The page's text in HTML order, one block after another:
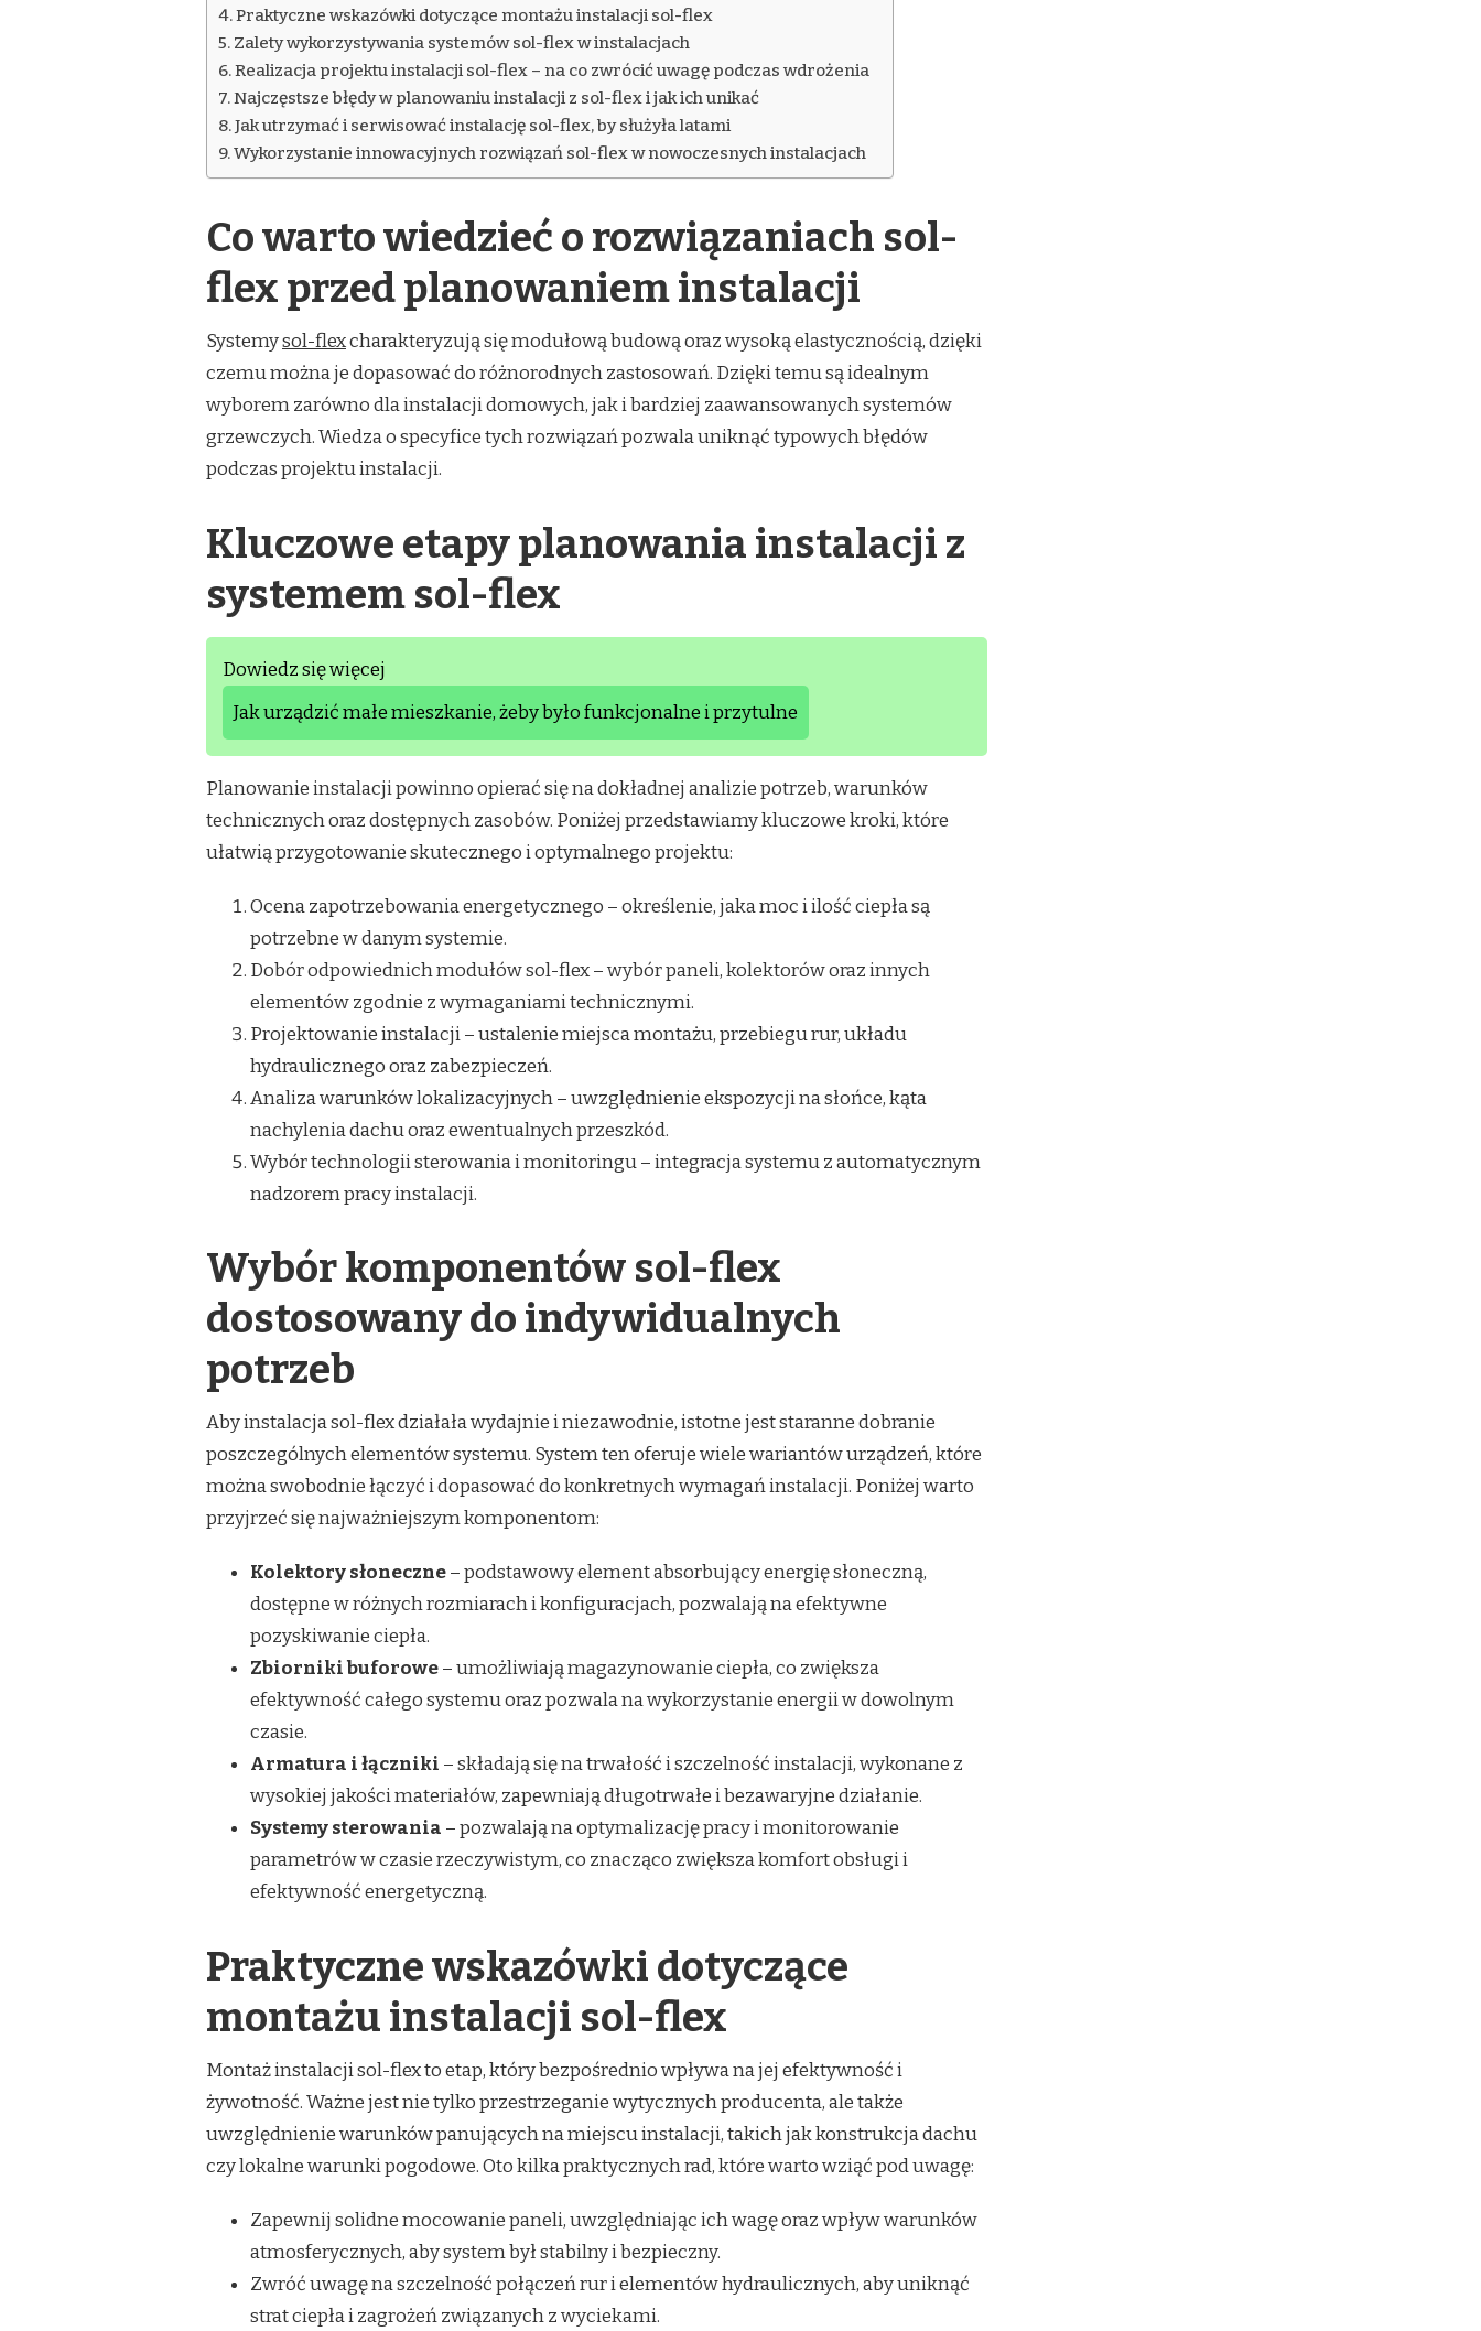
Praktyczne wskazówki dotyczące montażu instalacji sol-flex
Zalety wykorzystywania systemów sol-flex w instalacjach
Realizacja projektu instalacji sol-flex – na co zwrócić uwagę podczas wdrożenia
Najczęstsze błędy w planowaniu instalacji z sol-flex i jak ich unikać
Jak utrzymać i serwisować instalację sol-flex, by służyła latami
Wykorzystanie innowacyjnych rozwiązań sol-flex w nowoczesnych instalacjach
Co warto wiedzieć o rozwiązaniach sol-
flex przed planowaniem instalacji
Systemysol-flexcharakteryzują się modułową budową oraz wysoką elastycznością, dzięki
czemu można je dopasować do różnorodnych zastosowań. Dzięki temu są idealnym
wyborem zarówno dla instalacji domowych, jak i bardziej zaawansowanych systemów
grzewczych. Wiedza o specyfice tych rozwiązań pozwala uniknąć typowych błędów
podczas projektu instalacji.
Kluczowe etapy planowania instalacji z
systemem sol-flex
Dowiedz się więcej
Jak urządzić małe mieszkanie, żeby było funkcjonalne i przytulne
Planowanie instalacji powinno opierać się na dokładnej analizie potrzeb, warunków
technicznych oraz dostępnych zasobów. Poniżej przedstawiamy kluczowe kroki, które
ułatwią przygotowanie skutecznego i optymalnego projektu:
Ocena zapotrzebowania energetycznego – określenie, jaka moc i ilość ciepła są
potrzebne w danym systemie.
Dobór odpowiednich modułów sol-flex – wybór paneli, kolektorów oraz innych
elementów zgodnie z wymaganiami technicznymi.
Projektowanie instalacji – ustalenie miejsca montażu, przebiegu rur, układu
hydraulicznego oraz zabezpieczeń.
Analiza warunków lokalizacyjnych – uwzględnienie ekspozycji na słońce, kąta
nachylenia dachu oraz ewentualnych przeszkód.
Wybór technologii sterowania i monitoringu – integracja systemu z automatycznym
nadzorem pracy instalacji.
Wybór komponentów sol-flex
dostosowany do indywidualnych
potrzeb
Aby instalacja sol-flex działała wydajnie i niezawodnie, istotne jest staranne dobranie
poszczególnych elementów systemu. System ten oferuje wiele wariantów urządzeń, które
można swobodnie łączyć i dopasować do konkretnych wymagań instalacji. Poniżej warto
przyjrzeć się najważniejszym komponentom:
Kolektory słoneczne– podstawowy element absorbujący energię słoneczną,
dostępne w różnych rozmiarach i konfiguracjach, pozwalają na efektywne
pozyskiwanie ciepła.
Zbiorniki buforowe– umożliwiają magazynowanie ciepła, co zwiększa
efektywność całego systemu oraz pozwala na wykorzystanie energii w dowolnym
czasie.
Armatura i łączniki – składają się na trwałość i szczelność instalacji, wykonane z
wysokiej jakości materiałów, zapewniają długotrwałe i bezawaryjne działanie.
Systemy sterowania – pozwalają na optymalizację pracy i monitorowanie
parametrów w czasie rzeczywistym, co znacząco zwiększa komfort obsługi i
efektywność energetyczną.
Praktyczne wskazówki dotyczące
montażu instalacji sol-flex
Montaż instalacji sol-flex to etap, który bezpośrednio wpływa na jej efektywność i
żywotność. Ważne jest nie tylko przestrzeganie wytycznych producenta, ale także
uwzględnienie warunków panujących na miejscu instalacji, takich jak konstrukcja dachu
czy lokalne warunki pogodowe. Oto kilka praktycznych rad, które warto wziąć pod uwagę:
Zapewnij solidne mocowanie paneli, uwzględniając ich wagę oraz wpływ warunków
atmosferycznych, aby system był stabilny i bezpieczny.
Zwróć uwagę na szczelność połączeń rur i elementów hydraulicznych, aby uniknąć
strat ciepła i zagrożeń związanych z wyciekami.